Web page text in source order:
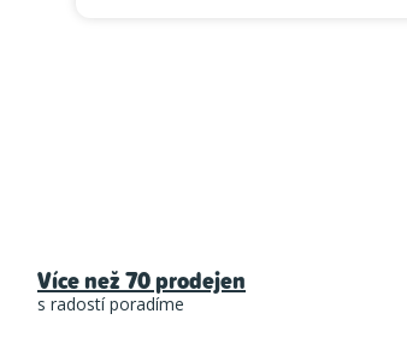
Více než 70 prodejen
s radostí poradíme